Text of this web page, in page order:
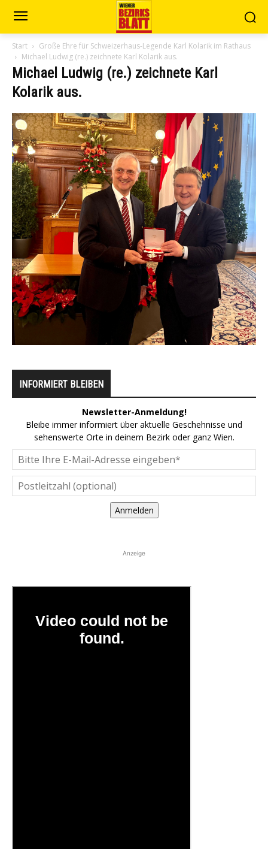
Start
Große Ehre für Schweizerhaus-Legende Karl Kolarik im Rathaus
Michael Ludwig (re.) zeichnete Karl Kolarik aus.
Michael Ludwig (re.) zeichnete Karl
Kolarik aus.
INFORMIERT BLEIBEN
Newsletter-Anmeldung!
Bleibe immer informiert über aktuelle Geschehnisse und
sehenswerte Orte in deinem Bezirk oder ganz Wien.
Anmelden
Anzeige